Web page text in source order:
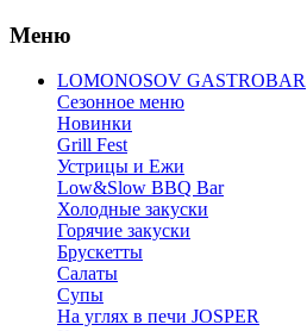
Меню
LOMONOSOV GASTROBAR
Сезонное меню
Новинки
Grill Fest
Устрицы и Ежи
Low&Slow BBQ Bar
Холодные закуски
Горячие закуски
Брускетты
Салаты
Супы
На углях в печи JOSPER